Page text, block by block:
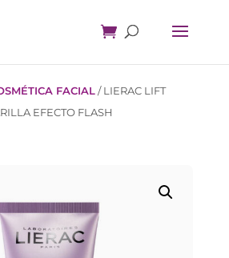
FACIAL/LIERAC LIFT
EFECTO FLASH